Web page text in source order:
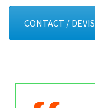
CONTACT / DEVIS